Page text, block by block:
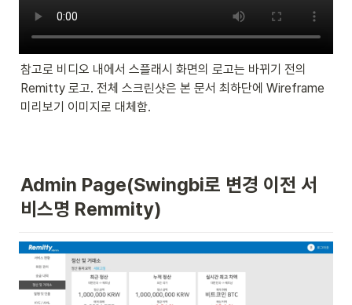
참고로 비디오 내에서 스플래시 화면의 로고는 바뀌기 전의
Remitty 로고. 전체 스크린샷은 본 문서 최하단에 Wireframe
미리보기 이미지로 대체함.
Admin Page(Swingbi로 변경 이전 서
비스명 Remmity)